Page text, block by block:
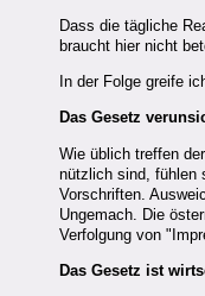
Dass die tägliche
braucht hier nicht
In der Folge greife
Das Gesetz
Wie üblich treffen
nützlich sind, fühlen
Vorschriften.
Ungemach. Die
Verfolgung von
Das Gesetz ist